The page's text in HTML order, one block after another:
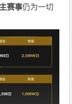
赛事仍为一切